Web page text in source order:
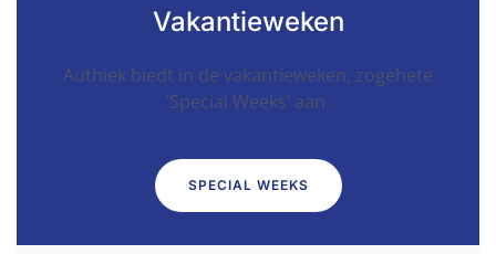
Vakantieweken
Authiek biedt in de vakantieweken, zogehete
‘Special Weeks’ aan.
SPECIAL WEEKS